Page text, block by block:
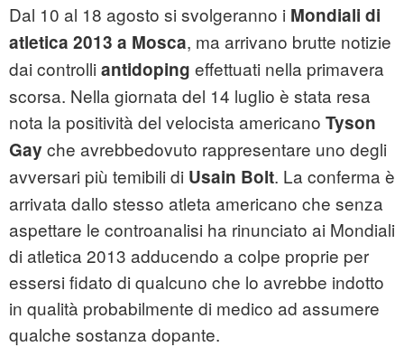
Dal 10 al 18 agosto si svolgeranno i Mondiali di
atletica 2013 a Mosca, ma arrivano brutte notizie
dai controlli antidoping effettuati nella primavera
scorsa. Nella giornata del 14 luglio è stata resa
nota la positività del velocista americano Tyson
Gay che avrebbedovuto rappresentare uno degli
avversari più temibili di Usain Bolt. La conferma è
arrivata dallo stesso atleta americano che senza
aspettare le controanalisi ha rinunciato ai Mondiali
di atletica 2013 adducendo a colpe proprie per
essersi fidato di qualcuno che lo avrebbe indotto
in qualità probabilmente di medico ad assumere
qualche sostanza dopante.